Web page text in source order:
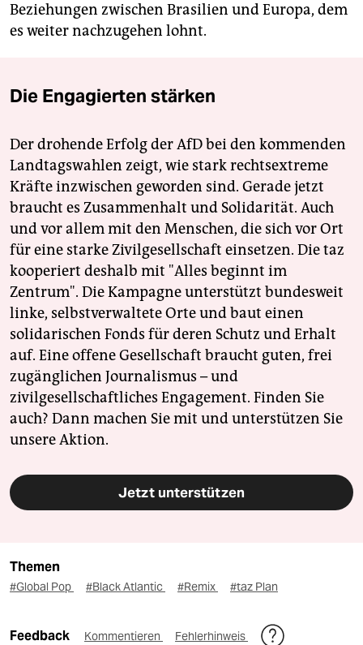
Beziehungen zwischen Brasilien und Europa, dem
es weiter nachzugehen lohnt.
Die Engagierten stärken
Der drohende Erfolg der AfD bei den kommenden
Landtagswahlen zeigt, wie stark rechtsextreme
Kräfte inzwischen geworden sind. Gerade jetzt
braucht es Zusammenhalt und Solidarität. Auch
und vor allem mit den Menschen, die sich vor Ort
für eine starke Zivilgesellschaft einsetzen. Die taz
kooperiert deshalb mit "Alles beginnt im
Zentrum". Die Kampagne unterstützt bundesweit
linke, selbstverwaltete Orte und baut einen
solidarischen Fonds für deren Schutz und Erhalt
auf. Eine offene Gesellschaft braucht guten, frei
zugänglichen Journalismus – und
zivilgesellschaftliches Engagement. Finden Sie
auch? Dann machen Sie mit und unterstützen Sie
unsere Aktion.
Jetzt unterstützen
Themen
#Global Pop #Black Atlantic #Remix #taz Plan
Feedback Kommentieren Fehlerhinweis